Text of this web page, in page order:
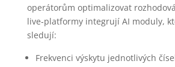
operátorům optimalizovat
live‑platformy integrují AI moduly,
sledují:
Frekvenci výskytu jednotlivých